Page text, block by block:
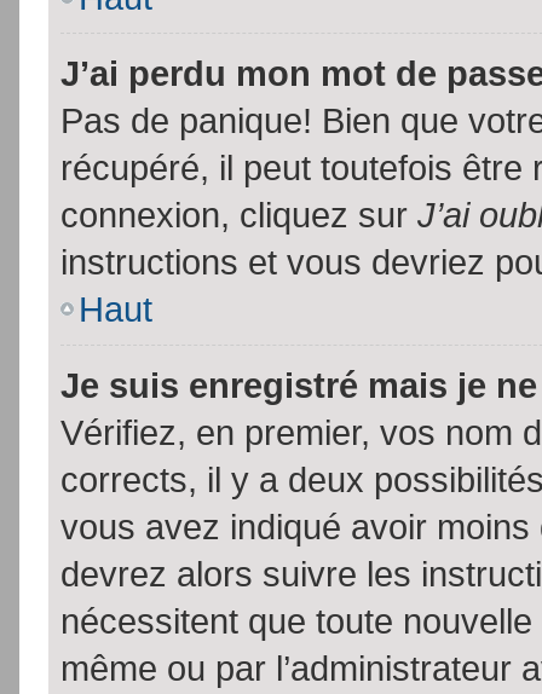
J’ai perdu mon mot de
Pas de panique! Bien que
récupéré, il peut toutefois être
connexion, cliquez sur J’ai
instructions et vous devriez
Haut
Je suis enregistré mais je
Vérifiez, en premier, vos nom
corrects, il y a deux
vous avez indiqué avoir
devrez alors suivre les
nécessitent que toute
même ou par l’administrateur